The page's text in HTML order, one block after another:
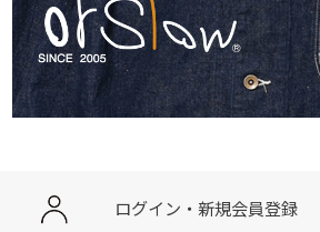
ログイン・新規会員登録